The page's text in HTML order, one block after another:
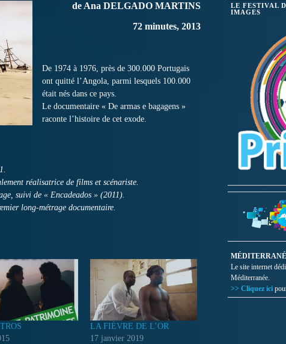
de Ana DELGADO MARTINS
72 minutes, 2013
De 1974 à 1976, près de 300.000 Portugais
ont quitté l’Angola, parmi lesquels 100.000
était nés dans ce pays.
Le documentaire « De armas e bagagens »
raconte l’histoire de cet exode.
réalisatrice de films et scénariste.
suivi de « Encadeados » (2011).
long-métrage documentaire.
LA FIÈVRE DE L’OR
17 janvier 2019
LE FESTIVAL
IMAGES
Le site internet
Méditerranée.
>> Cliquez ici